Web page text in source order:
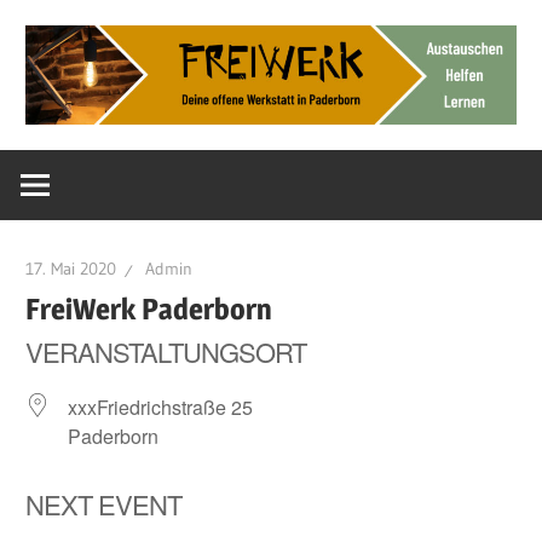
Inhalt
springen
FreiWerk
Paderborn
offene
17. Mai 2020 Admin
FreiWerk Paderborn
VERANSTALTUNGSORT
xxxFriedrichstraße 25
Paderborn
NEXT EVENT